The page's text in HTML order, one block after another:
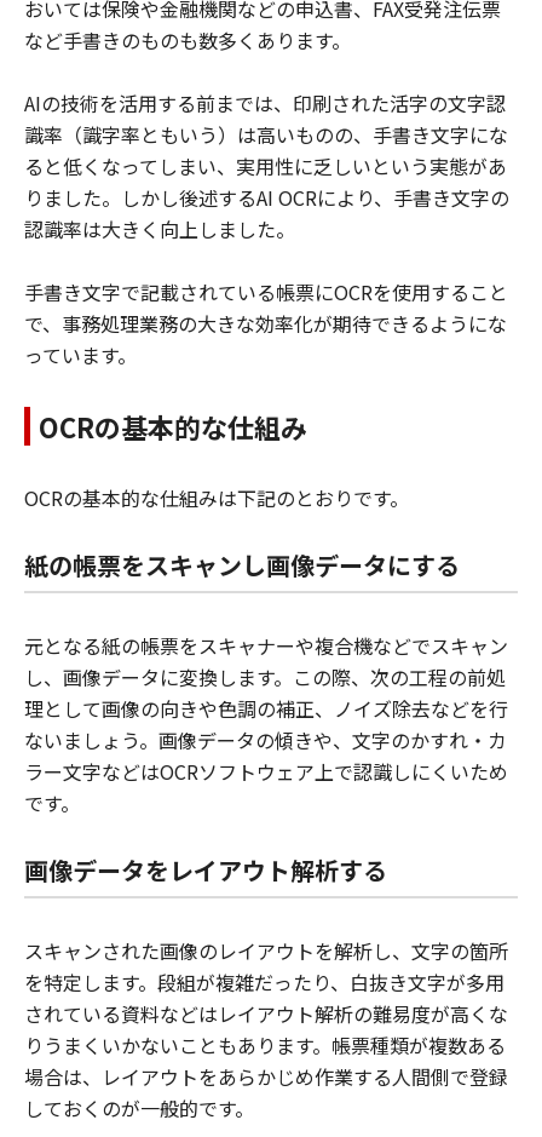
おいては保険や金融機関などの申込書、FAX受発注伝票
など手書きのものも数多くあります。
AIの技術を活用する前までは、印刷された活字の文字認
識率（識字率ともいう）は高いものの、手書き文字にな
ると低くなってしまい、実用性に乏しいという実態があ
りました。しかし後述するAI OCRにより、手書き文字の
認識率は大きく向上しました。
手書き文字で記載されている帳票にOCRを使用すること
で、事務処理業務の大きな効率化が期待できるようにな
っています。
OCRの基本的な仕組み
OCRの基本的な仕組みは下記のとおりです。
紙の帳票をスキャンし画像データにする
元となる紙の帳票をスキャナーや複合機などでスキャン
し、画像データに変換します。この際、次の工程の前処
理として画像の向きや色調の補正、ノイズ除去などを行
ないましょう。画像データの傾きや、文字のかすれ・カ
ラー文字などはOCRソフトウェア上で認識しにくいため
です。
画像データをレイアウト解析する
スキャンされた画像のレイアウトを解析し、文字の箇所
を特定します。段組が複雑だったり、白抜き文字が多用
されている資料などはレイアウト解析の難易度が高くな
りうまくいかないこともあります。帳票種類が複数ある
場合は、レイアウトをあらかじめ作業する人間側で登録
しておくのが一般的です。